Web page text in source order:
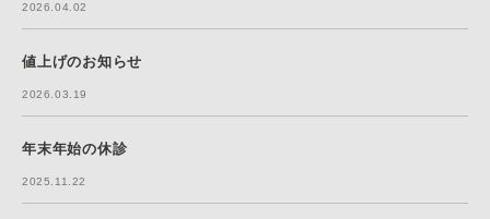
2026.04.02
値上げのお知らせ
2026.03.19
年末年始の休診
2025.11.22